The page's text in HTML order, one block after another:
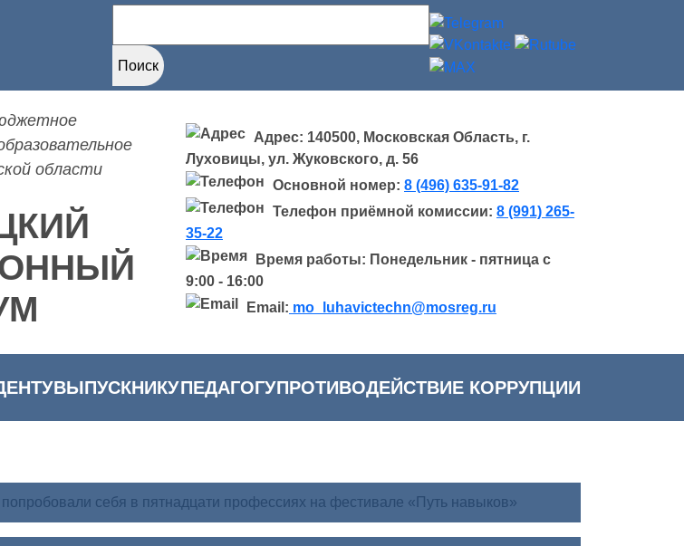
области
Адрес: 140500, Московская Область, г.
Луховицы, ул. Жуковского, д. 56
Основной номер: 8 (496) 635-91-82
Телефон приёмной комиссии: 8 (991) 265-
35-22
Время работы: Понедельник - пятница с
9:00 - 16:00
Email: mo_luhavictechn@mosreg.ru
ВЫПУСКНИКУПЕДАГОГУПРОТИВОДЕЙСТВИЕ КОРРУПЦИИ
себя в пятнадцати профессиях на фестивале «Путь навыков»